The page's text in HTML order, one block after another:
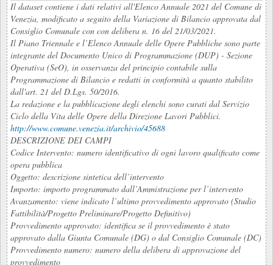
Il dataset contiene i dati relativi all'Elenco Annuale 2021 del Comune di
Venezia, modificato a seguito della Variazione di Bilancio approvata dal
Consiglio Comunale con con delibera n. 16 del 21/03/2021.
Il Piano Triennale e l’Elenco Annuale delle Opere Pubbliche sono parte
integrante del Documento Unico di Programmazione (DUP) - Sezione
Operativa (SeO), in osservanza del principio contabile sulla
Programmazione di Bilancio e redatti in conformità a quanto stabilito
dall'art. 21 del D.Lgs. 50/2016.
La redazione e la pubblicazione degli elenchi sono curati dal Servizio
Ciclo della Vita delle Opere della Direzione Lavori Pubblici.
http://www.comune.venezia.it/archivio/45688
DESCRIZIONE DEI CAMPI
Codice Intervento: numero identificativo di ogni lavoro qualificato come
opera pubblica
Oggetto: descrizione sintetica dell’intervento
Importo: importo programmato dall’Ammistrazione per l’intervento
Avanzamento: viene indicato l’ultimo provvedimento approvato (Studio
Fattibilità/Progetto Preliminare/Progetto Definitivo)
Provvedimento approvato: identifica se il provvedimento è stato
approvato dalla Giunta Comunale (DG) o dal Consiglio Comunale (DC)
Provvedimento numero: numero della delibera di approvazione del
provvedimento